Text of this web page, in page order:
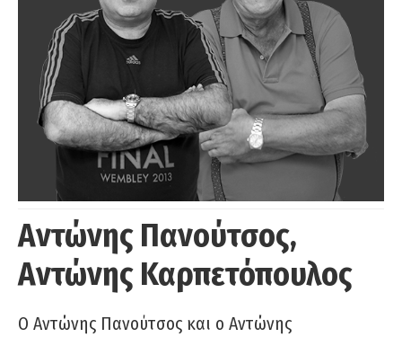
Αντώνης Πανούτσος,
Αντώνης Καρπετόπουλος
Ο Αντώνης Πανούτσος και ο Αντώνης